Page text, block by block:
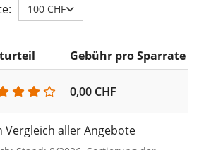
100 CHF
Gebühr pro Sparrate
0,00 CHF
Vergleich aller Angebote